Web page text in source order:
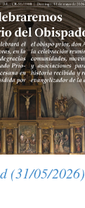
(31/05/2026)